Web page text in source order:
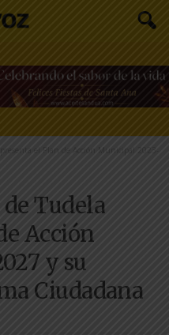
el Plan de Acción Municipal 2023-
Tudela
Acción
y su
Ciudadana